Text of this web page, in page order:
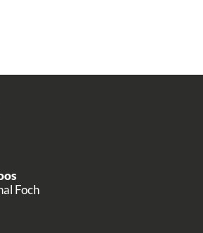
Foch